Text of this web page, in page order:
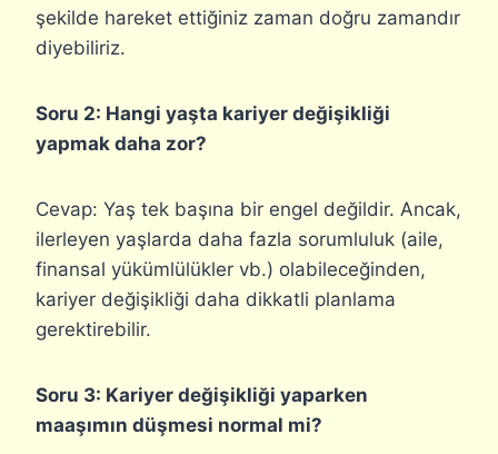
şekilde hareket ettiğiniz zaman doğru zamandır
diyebiliriz.
Soru 2: Hangi yaşta kariyer değişikliği
yapmak daha zor?
Cevap: Yaş tek başına bir engel değildir. Ancak,
ilerleyen yaşlarda daha fazla sorumluluk (aile,
finansal yükümlülükler vb.) olabileceğinden,
kariyer değişikliği daha dikkatli planlama
gerektirebilir.
Soru 3: Kariyer değişikliği yaparken
maaşımın düşmesi normal mi?